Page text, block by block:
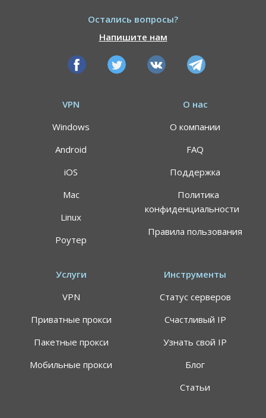
Остались вопросы?
Напишите нам
VPN
Windows
Android
iOS
Mac
Linux
Роутер
О нас
О компании
FAQ
Поддержка
Политика
конфиденциальности
Правила пользования
Услуги
VPN
Приватные прокси
Пакетные прокси
Мобильные прокси
Инструменты
Статус серверов
Счастливый IP
Узнать свой IP
Блог
Статьи